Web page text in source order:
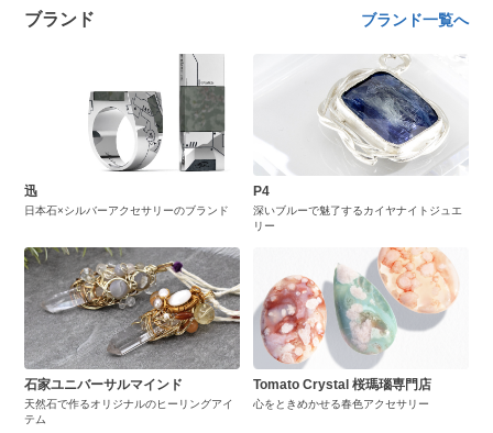
ブランド ブランド一覧へ
迅
日本石×シルバーアクセサリーのブランド
P4
深いブルーで魅了するカイヤナイトジュエ
リー
石家ユニバーサルマインド
天然石で作るオリジナルのヒーリングアイ
テム
Tomato Crystal 桜瑪瑙専門店
心をときめかせる春色アクセサリー